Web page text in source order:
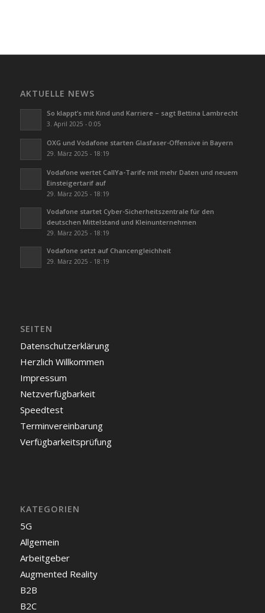
AKTUELLE NEWS
So klappt’s mit Kind und Karriere – sagt Bettina Lambrecht
3. April 2025 - 0:05
OXG und Vodafone starten Glasfaser-Offensive in Bayern
29. März 2025 - 18:19
Vodafone wertet CallYa-Tarife mit mehr Daten und neuem
Einsteigertarif auf
29. März 2025 - 18:19
Vodafone startet Cyber-Sicherheitszentrale für den
deutschen Mittelstand und Kleinunternehmen
29. März 2025 - 18:19
Vodafone setzt auf Chancengleichheit
29. März 2025 - 18:19
SEITEN
Datenschutzerklärung
Herzlich Willkommen
Impressum
Netzverfügbarkeit
Speedtest
Terminvereinbarung
Verfügbarkeitsprüfung
KATEGORIEN
5G
Allgemein
Arbeitgeber
Augmented Reality
B2B
B2C